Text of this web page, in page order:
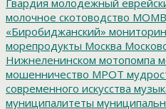
молочное скотоводство
«Биробиджанский»
морепродукты Москва
Нижнеленинском мотопомпа
мошенничество МРОТ
современного искусства
муниципалитеты